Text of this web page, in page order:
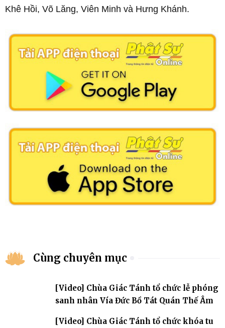
Khê Hồi, Võ Lăng, Viên Minh và Hưng Khánh.
Cùng chuyên mục
[Video] Chùa Giác Tánh tổ chức lễ phóng
sanh nhân Vía Đức Bồ Tát Quán Thế Âm
[Video] Chùa Giác Tánh tổ chức khóa tu